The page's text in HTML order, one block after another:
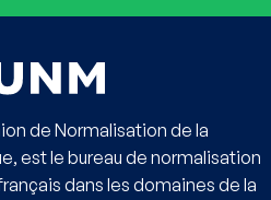
de Normalisation de la
est le bureau de normalisation
dans les domaines de la